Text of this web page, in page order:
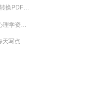
合并PDF、拆分PDF、旋转PDF、裁剪PDF、转换PDF、加密PDF、解密PDF、PDF加水印等多种PDF处理功能
心理学网址导航(psyhhub.org),着力打造国内心理学资源平台，是一个心理学网址资源大全，提供心理学学习,心理学考研,英语自学,计算机自学等众多学习内容。
零基础AI编程整活儿，跟SimbaLee用AI一起每天写点儿好玩儿的！iSay中每天还会有鲜吐槽、财经快讯、抽奖福利。喜欢就在页面“点赞”，不喜欢可以“点呸”喔！